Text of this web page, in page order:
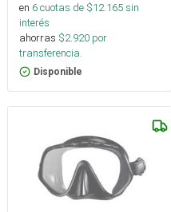
en 6cuotas de $12.165sin
interés
ahorras $2.920 por
transferencia.
Disponible